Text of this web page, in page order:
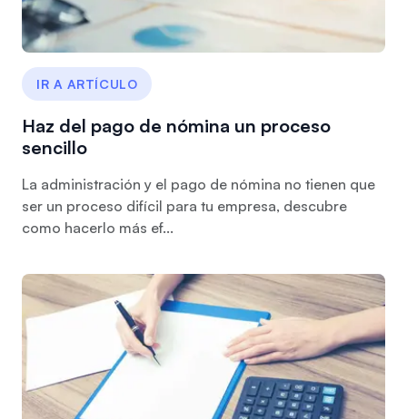
IR A ARTÍCULO
Haz del pago de nómina un proceso
sencillo
La administración y el pago de nómina no tienen que
ser un proceso difícil para tu empresa, descubre
como hacerlo más ef...